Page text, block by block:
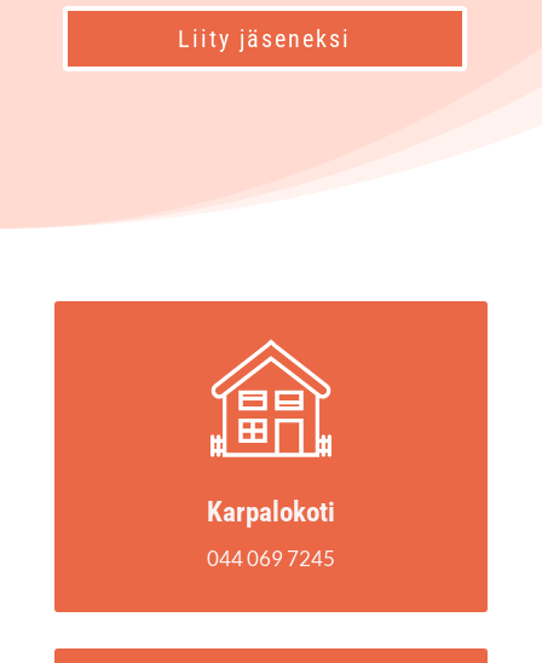
Lii­ty jäseneksi
Kar­pa­lo­ko­ti
044 069 7245